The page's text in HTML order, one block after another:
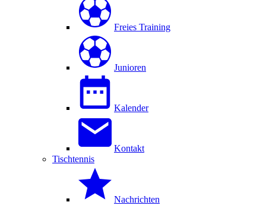
Freies Training
Junioren
Kalender
Kontakt
Tischtennis
Nachrichten